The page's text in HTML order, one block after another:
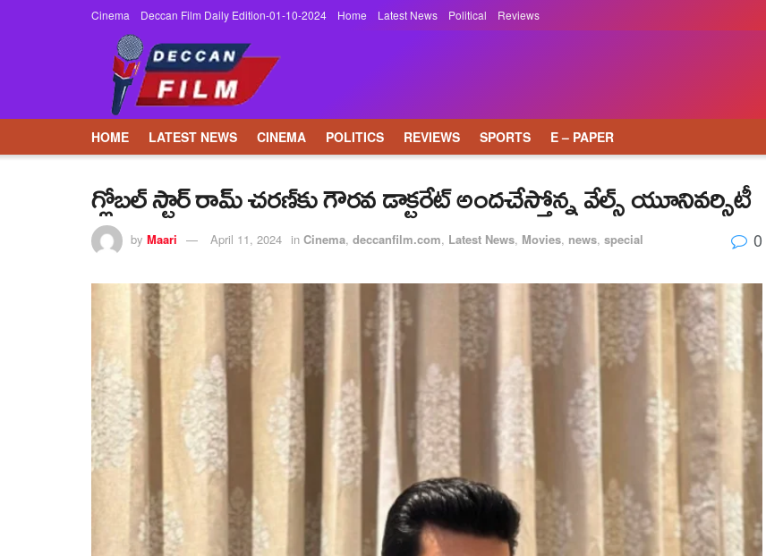
Cinema Deccan Film Daily Edition-01-10-2024 Home Latest News Political Reviews
HOME LATEST NEWS CINEMA POLITICS REVIEWS SPORTS E – PAPER
గ్లోబ‌ల్ స్టార్ రామ్ చ‌ర‌ణ్‌కు గౌర‌వ‌ డాక్ట‌రేట్ అంద‌చేస్తోన్న వేల్స్ యూనివ‌ర్సిటీ
by Maari April 11, 2024 in Cinema, deccanfilm.com, Latest News, Movies, news, special 0